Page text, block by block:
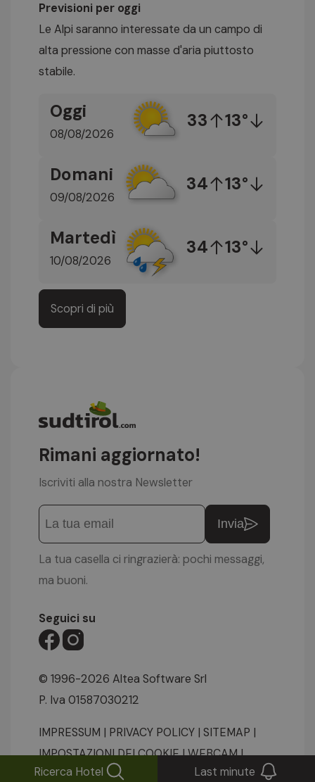
Previsioni per oggi
Le Alpi saranno interessate da un campo di
alta pressione con masse d'aria piuttosto
stabile.
Oggi
08/08/2026
33 13°
Domani
09/08/2026
34 13°
Martedì
10/08/2026
34 13°
Scopri di più
Rimani aggiornato!
Iscriviti alla nostra Newsletter
Invia
La tua casella ci ringrazierà: pochi messaggi,
ma buoni.
Seguici su
© 1996-2026 Altea Software Srl
P. Iva 01587030212
IMPRESSUM | PRIVACY POLICY | SITEMAP |
IMPOSTAZIONI DEI COOKIE|WEBCAM|
VIDEO |RICHIESTA
Ricerca Hotel Last minute